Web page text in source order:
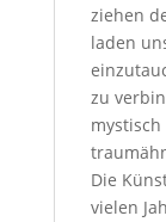
ziehen
laden
zu
Die
vielen